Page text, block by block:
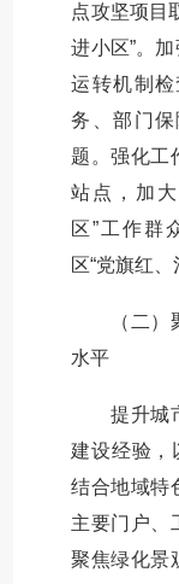
点攻坚项目
进小区”。
运转机制
务、部门
题。强化工
站点，加
区”工作群
区“党旗红、
（二）聚
水平
提升城市
建设经验，
结合地域特
主要门户、
聚焦绿化景